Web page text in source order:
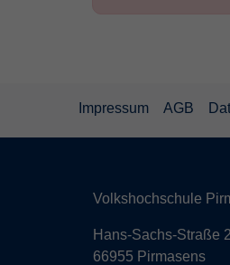
Impressum AGB
Volkshochschule
Hans-Sachs-Straße 2
66955 Pirmasens